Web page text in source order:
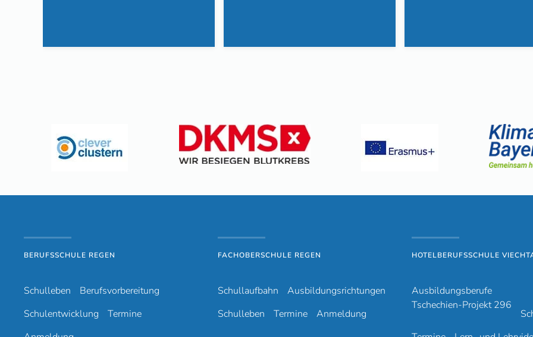
BERUFSSCHULE REGEN
Schulleben
Berufsvorbereitung
Schulentwicklung
Termine
FACHOBERSCHULE REGEN
Schullaufbahn
Ausbildungsrichtungen
Schulleben
Termine Anmeldung
HOTELBERUFSSCHULE
Ausbildungsberufe
Tschechien-Projekt 296